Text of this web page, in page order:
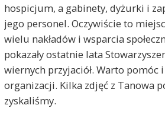
hospicjum, a gabinety, dyżurki i
jego personel. Oczywiście to
wielu nakładów i wsparcia
pokazały ostatnie lata
wiernych przyjaciół. Warto pomóc
organizacji. Kilka zdjęć z Tanowa
zyskaliśmy.